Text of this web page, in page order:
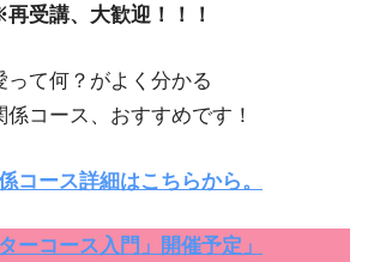
受講、大歓迎！！！
って何？がよく分かる
係コース、おすすめです！
コース詳細はこちらから。
ターコース入門」開催予定」